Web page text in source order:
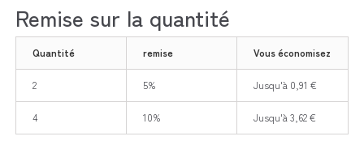
Remise sur la quantité
Quantité remise Vous économisez
2 5% Jusqu'à 0,91 €
4 10% Jusqu'à 3,62 €